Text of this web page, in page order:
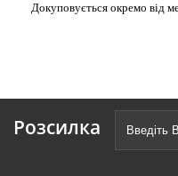
Докуповується окремо від
Розсилка